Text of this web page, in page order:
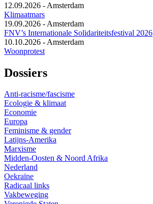
12.09.2026 - Amsterdam
Klimaatmars
19.09.2026 - Amsterdam
FNV’s Internationale Solidariteitsfestival 2026
10.10.2026 - Amsterdam
Woonprotest
Dossiers
Anti-racisme/fascisme
Ecologie & klimaat
Economie
Europa
Feminisme & gender
Latijns-Amerika
Marxisme
Midden-Oosten & Noord Afrika
Nederland
Oekraïne
Radicaal links
Vakbeweging